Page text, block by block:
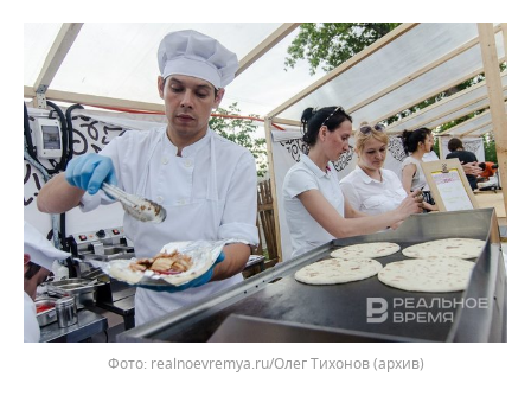
realnoevremya.ru/Олег Тихонов (архив)